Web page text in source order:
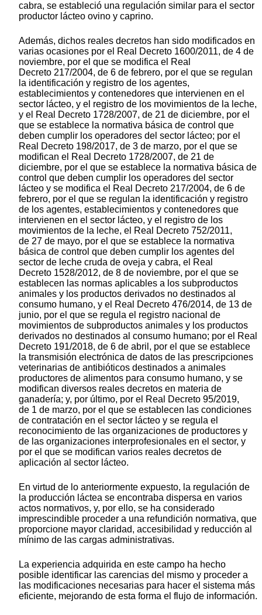
cabra, se estableció una regulación similar para el sector
productor lácteo ovino y caprino.
Además, dichos reales decretos han sido modificados en
varias ocasiones por el Real Decreto 1600/2011, de 4 de
noviembre, por el que se modifica el Real
Decreto 217/2004, de 6 de febrero, por el que se regulan
la identificación y registro de los agentes,
establecimientos y contenedores que intervienen en el
sector lácteo, y el registro de los movimientos de la leche,
y el Real Decreto 1728/2007, de 21 de diciembre, por el
que se establece la normativa básica de control que
deben cumplir los operadores del sector lácteo; por el
Real Decreto 198/2017, de 3 de marzo, por el que se
modifican el Real Decreto 1728/2007, de 21 de
diciembre, por el que se establece la normativa básica de
control que deben cumplir los operadores del sector
lácteo y se modifica el Real Decreto 217/2004, de 6 de
febrero, por el que se regulan la identificación y registro
de los agentes, establecimientos y contenedores que
intervienen en el sector lácteo, y el registro de los
movimientos de la leche, el Real Decreto 752/2011,
de 27 de mayo, por el que se establece la normativa
básica de control que deben cumplir los agentes del
sector de leche cruda de oveja y cabra, el Real
Decreto 1528/2012, de 8 de noviembre, por el que se
establecen las normas aplicables a los subproductos
animales y los productos derivados no destinados al
consumo humano, y el Real Decreto 476/2014, de 13 de
junio, por el que se regula el registro nacional de
movimientos de subproductos animales y los productos
derivados no destinados al consumo humano; por el Real
Decreto 191/2018, de 6 de abril, por el que se establece
la transmisión electrónica de datos de las prescripciones
veterinarias de antibióticos destinados a animales
productores de alimentos para consumo humano, y se
modifican diversos reales decretos en materia de
ganadería; y, por último, por el Real Decreto 95/2019,
de 1 de marzo, por el que se establecen las condiciones
de contratación en el sector lácteo y se regula el
reconocimiento de las organizaciones de productores y
de las organizaciones interprofesionales en el sector, y
por el que se modifican varios reales decretos de
aplicación al sector lácteo.
En virtud de lo anteriormente expuesto, la regulación de
la producción láctea se encontraba dispersa en varios
actos normativos, y, por ello, se ha considerado
imprescindible proceder a una refundición normativa, que
proporcione mayor claridad, accesibilidad y reducción al
mínimo de las cargas administrativas.
La experiencia adquirida en este campo ha hecho
posible identificar las carencias del mismo y proceder a
las modificaciones necesarias para hacer el sistema más
eficiente, mejorando de esta forma el flujo de información.